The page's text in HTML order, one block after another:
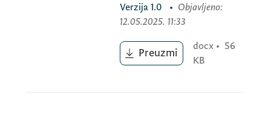
Verzija 1.0 • Objavljeno:
12.05.2025. 11:33
Preuzmi
docx • 56
KB